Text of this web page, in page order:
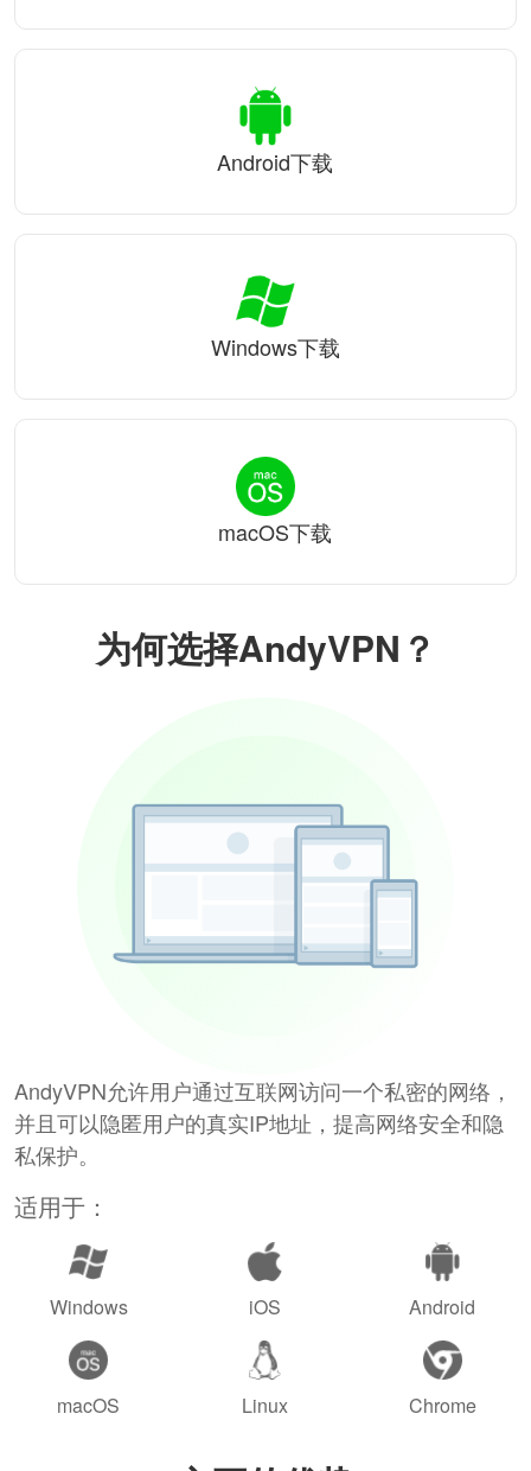
为何选择AndyVPN？
AndyVPN允许用户通过互联网访问一个私密的网络，
并且可以隐匿用户的真实IP地址，提高网络安全和隐
私保护。
适用于：
Windows iOS Android
macOS Linux Chrome
Android下载
Windows下载
macOS下载